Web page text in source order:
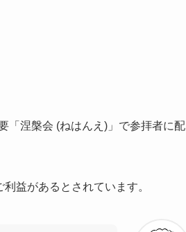
「涅槃会 (ねはんえ)」で参拝者に配
益があるとされています。